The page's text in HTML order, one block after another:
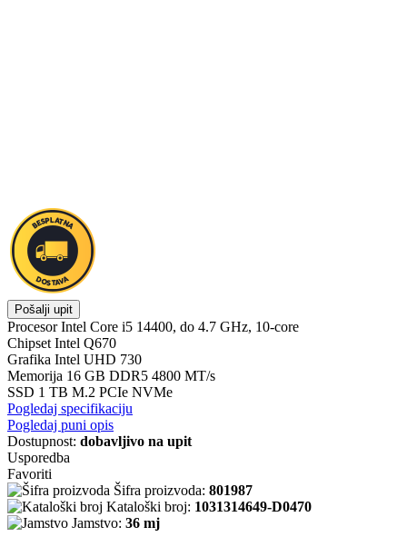
Pošalji upit
Procesor Intel Core i5 14400, do 4.7 GHz, 10-core
Chipset Intel Q670
Grafika Intel UHD 730
Memorija 16 GB DDR5 4800 MT/s
SSD 1 TB M.2 PCIe NVMe
Pogledaj specifikaciju
Pogledaj puni opis
Dostupnost: dobavljivo na upit
Usporedba
Favoriti
Šifra proizvoda: 801987
Kataloški broj: 1031314649-D0470
Jamstvo: 36 mj